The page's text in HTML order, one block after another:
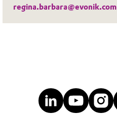
regina.barbara@evonik.com